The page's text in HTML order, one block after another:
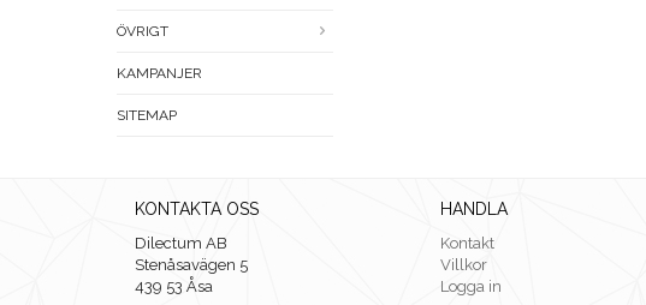
ÖVRIGT
KAMPANJER
SITEMAP
KONTAKTA OSS
Dilectum AB
Stenåsavägen 5
439 53 Åsa
HANDLA
Kontakt
Villkor
Logga in